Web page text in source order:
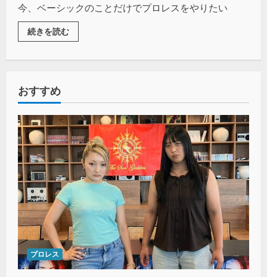
今、ベーシックのことだけでプロレスをやりたい
続きを読む
おすすめ
プロレス